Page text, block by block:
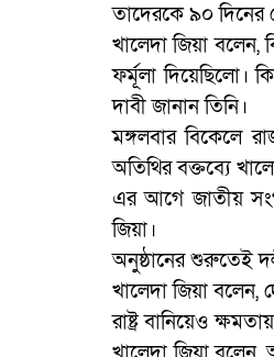
তাদেরকে ৯০ দিনের
খালেদা জিয়া
ফর্মূলা দিয়েছিলো।
দাবী জানান তিনি।
মঙ্গলবার বিকেলে
অতিথির বক্তব্যে
এর আগে জাতীয়
জিয়া।
অনুষ্ঠানের শুরুতেই
খালেদা জিয়া
রাষ্ট্র বানিয়েও